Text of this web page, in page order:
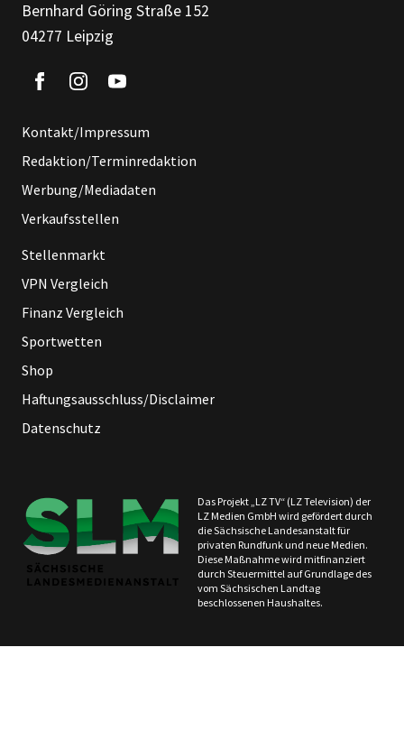
Bernhard Göring Straße 152
04277 Leipzig
Kontakt/Impressum
Redaktion/Terminredaktion
Werbung/Mediadaten
Verkaufsstellen
Stellenmarkt
VPN Vergleich
Finanz Vergleich
Sportwetten
Shop
Haftungsausschluss/Disclaimer
Datenschutz
Das Projekt „LZ TV“ (LZ Television) der
LZ Medien GmbH wird gefördert durch
die Sächsische Landesanstalt für
privaten Rundfunk und neue Medien.
Diese Maßnahme wird mitfinanziert
durch Steuermittel auf Grundlage des
vom Sächsischen Landtag
beschlossenen Haushaltes.